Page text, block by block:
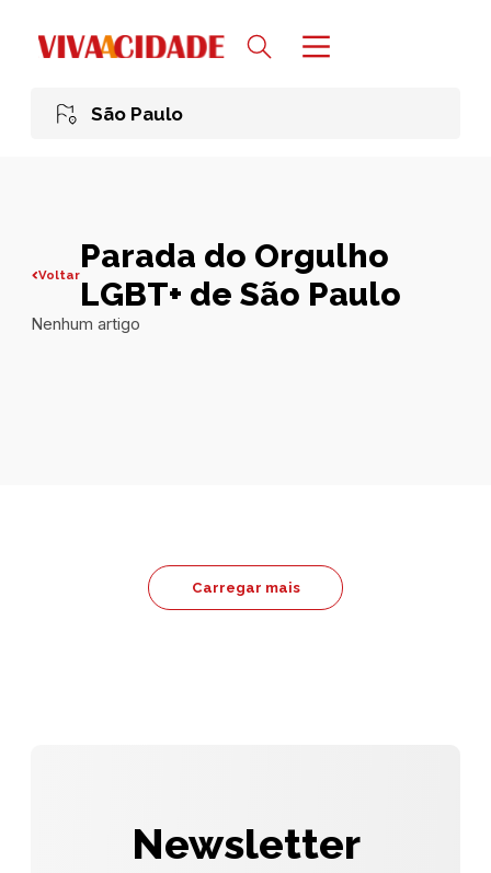
São Paulo
VoltarParada do Orgulho
LGBT+ de São Paulo
Nenhum artigo
Carregar mais
Newsletter